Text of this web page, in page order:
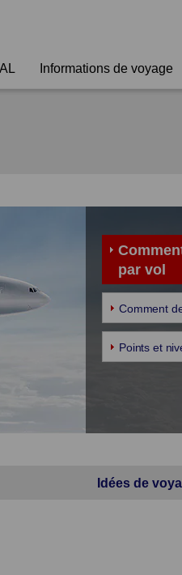
Informations de voyage
par vol
Comment
Points et
Idées de